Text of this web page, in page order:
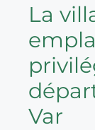
La
Var